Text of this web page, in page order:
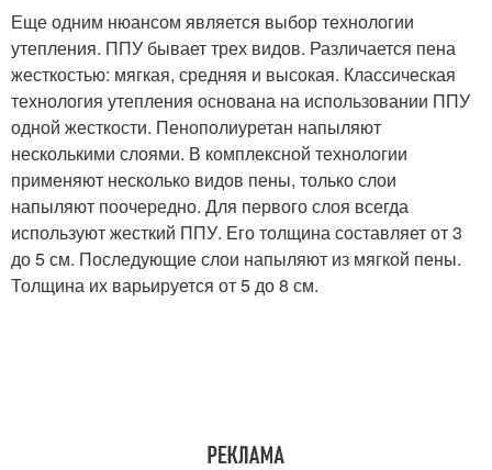
Еще одним нюансом является выбор технологии
утепления. ППУ бывает трех видов. Различается пена
жесткостью: мягкая, средняя и высокая. Классическая
технология утепления основана на использовании ППУ
одной жесткости. Пенополиуретан напыляют
несколькими слоями. В комплексной технологии
применяют несколько видов пены, только слои
напыляют поочередно. Для первого слоя всегда
используют жесткий ППУ. Его толщина составляет от 3
до 5 см. Последующие слои напыляют из мягкой пены.
Толщина их варьируется от 5 до 8 см.